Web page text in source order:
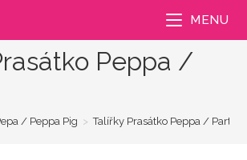
MENU
Peppa /
/ Peppa Pig > Talířky Prasátko Peppa / Party